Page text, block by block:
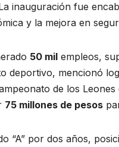
inauguración fue
y la mejora en
50 mil empleos,
deportivo, mencionó
de los Leones
75 millones de pesos
“A” por dos años,